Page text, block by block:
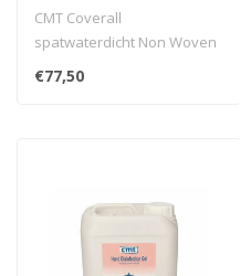
CMT Coverall
spatwaterdicht Non Woven
PE Coating Blauw 50 stuks..
€77,50